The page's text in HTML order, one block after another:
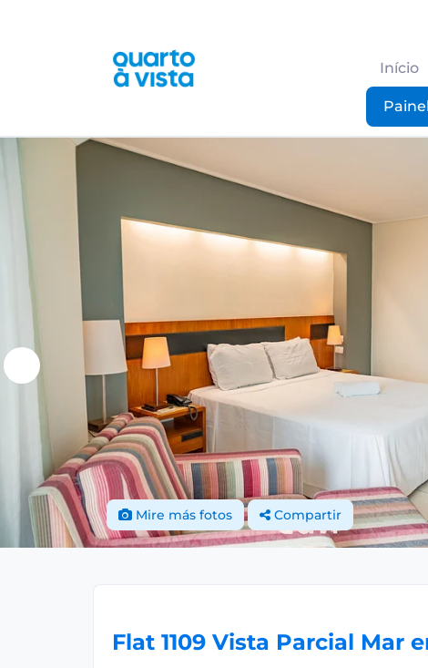
Início
Mire más fotos Compartir
Flat 1109 Vista Parcial Mar